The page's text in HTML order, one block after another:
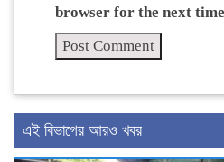
browser for the next
এই বিভাগের আরও খবর